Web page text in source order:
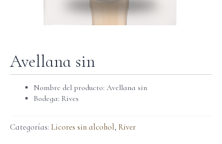
Avellana sin
Nombre del producto: Avellana sin
Bodega: Rives
Categorías: Licores sin alcohol, River